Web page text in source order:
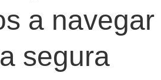
a navegar
segura